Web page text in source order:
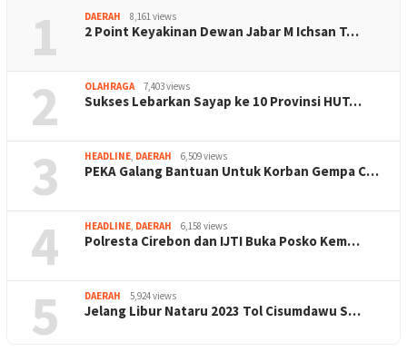
1 DAERAH 8,161 views
2 Point Keyakinan Dewan Jabar M Ichsan T…
2 OLAHRAGA 7,403 views
Sukses Lebarkan Sayap ke 10 Provinsi HUT…
3 HEADLINE DAERAH 6,509 views
PEKA Galang Bantuan Untuk Korban Gempa C…
4 HEADLINE DAERAH 6,158 views
Polresta Cirebon dan IJTI Buka Posko Kem…
5 DAERAH 5,924 views
Jelang Libur Nataru 2023 Tol Cisumdawu S…